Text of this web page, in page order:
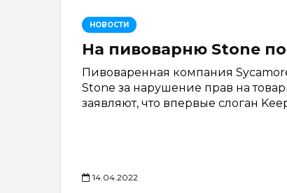
НОВОСТИ
На пивоварню Stone
Пивоваренная компания
Stone за нарушение прав на
заявляют, что впервые слоган
14.04.2022